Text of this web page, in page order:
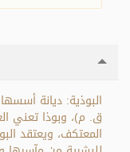
ق. م)، وبوذا تعني
المعتكف، ويعتقد